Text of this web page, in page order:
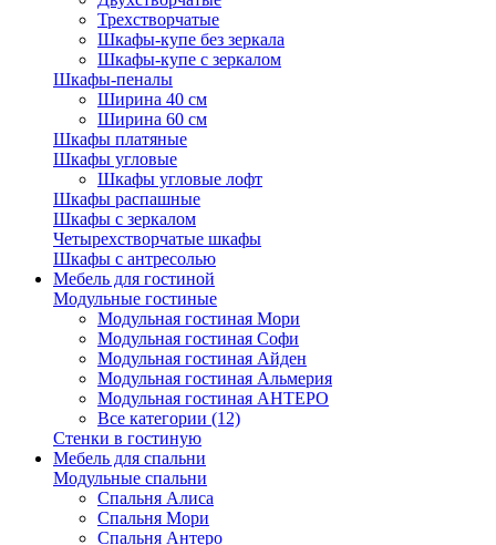
Трехстворчатые
Шкафы-купе без зеркала
Шкафы-купе с зеркалом
Шкафы-пеналы
Ширина 40 см
Ширина 60 см
Шкафы платяные
Шкафы угловые
Шкафы угловые лофт
Шкафы распашные
Шкафы с зеркалом
Четырехстворчатые шкафы
Шкафы с антресолью
Мебель для гостиной
Модульные гостиные
Модульная гостиная Мори
Модульная гостиная Софи
Модульная гостиная Айден
Модульная гостиная Альмерия
Модульная гостиная АНТЕРО
Все категории (12)
Стенки в гостиную
Мебель для спальни
Модульные спальни
Спальня Алиса
Спальня Мори
Спальня Антеро